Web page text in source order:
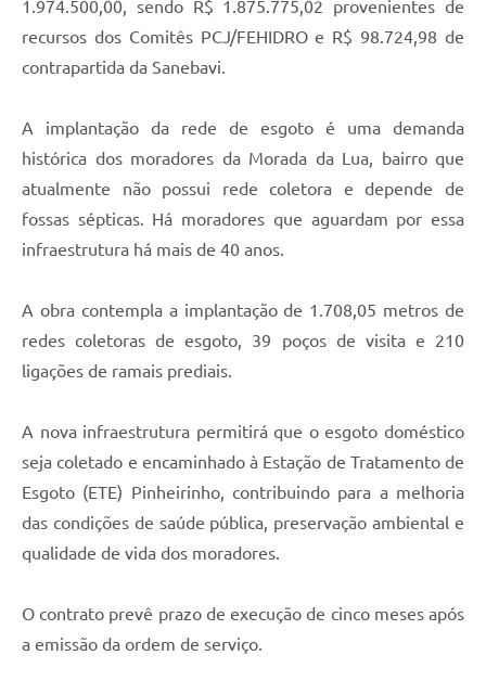
1.974.500,00, sendo R$ 1.875.775,02 provenientes de
recursos dos Comitês PCJ/FEHIDRO e R$ 98.724,98 de
contrapartida da Sanebavi.
A implantação da rede de esgoto é uma demanda
histórica dos moradores da Morada da Lua, bairro que
atualmente não possui rede coletora e depende de
fossas sépticas. Há moradores que aguardam por essa
infraestrutura há mais de 40 anos.
A obra contempla a implantação de 1.708,05 metros de
redes coletoras de esgoto, 39 poços de visita e 210
ligações de ramais prediais.
A nova infraestrutura permitirá que o esgoto doméstico
seja coletado e encaminhado à Estação de Tratamento de
Esgoto (ETE) Pinheirinho, contribuindo para a melhoria
das condições de saúde pública, preservação ambiental e
qualidade de vida dos moradores.
O contrato prevê prazo de execução de cinco meses após
a emissão da ordem de serviço.